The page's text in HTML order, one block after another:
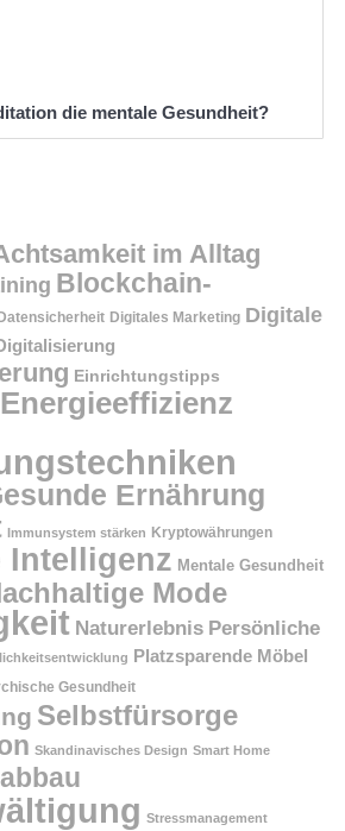
die mentale Gesundheit?
im Alltag
Blockchain-
Digitales Marketing Digitale
Einrichtungstipps
Energieeffizienz
Ernährung
Immunsystem stärken Kryptowährungen
Intelligenz Mentale Gesundheit
Mode
Naturerlebnis Persönliche
Platzsparende Möbel
Gesundheit
Selbstfürsorge
Skandinavisches Design Smart Home
Stressmanagement